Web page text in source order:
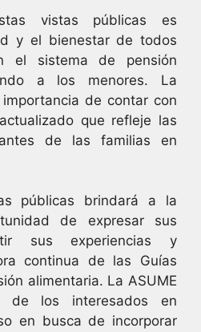
vistas públicas es
y el bienestar de todos
el sistema de pensión
a los menores. La
de contar con
que refleje las
de las familias en
públicas brindará a la
de expresar sus
sus experiencias y
continua de las Guías
alimentaria. La ASUME
de los interesados en
en busca de incorporar